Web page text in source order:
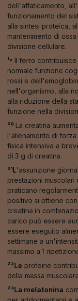
dell'affaticamento,
funzionamento del
alla sintesi proteica,
mantenimento di
divisione cellulare.
¹⁹ Il ferro
normale funzione
rossi e
nell'organismo, alla
alla riduzione della
funzione nella
²⁰ La creatina
l'allenamento di
fisica intensiva a
di 3 g di creatina.
²¹L'assunzione
prestazioni muscolari
praticano
positivo si ottiene
creatina in
carico può essere
essere eseguito
settimane a
massimo a 1
²²Le proteine
della massa
²³La melatonina